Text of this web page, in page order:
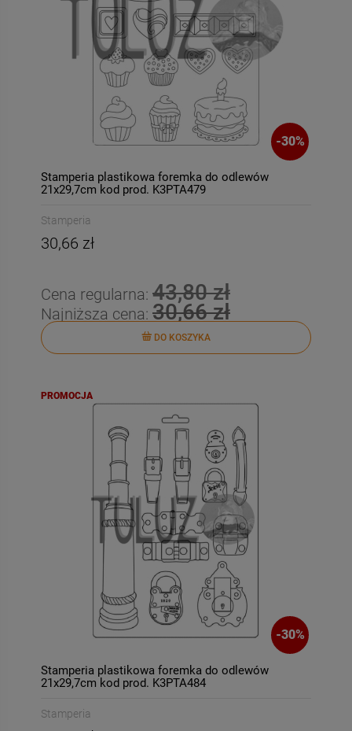
DO KOSZYKA DO KOSZYKA
-30%
Stamperia plastikowa foremka do odlewów
21x29,7cm kod prod. K3PTA479
Stamperia
30,66 zł
Cena regularna: 43,80 zł
Najniższa cena: 30,66 zł
DO KOSZYKA
-30%
Stamperia plastikowa foremka do odlewów
21x29,7cm kod prod. K3PTA484
Stamperia
PROMOCJA